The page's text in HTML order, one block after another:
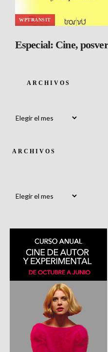
WPTRANSIT
Especial: Cine,
ARCHIVOS
ARCHIVOS